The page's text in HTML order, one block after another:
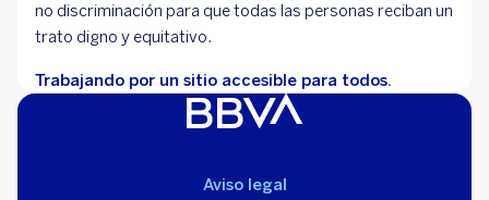
no discriminación para que todas las personas reciban un
trato digno y equitativo.
Trabajando por un sitio accesible para todos.
Aviso legal